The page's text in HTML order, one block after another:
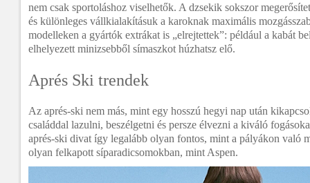
nem csak sportoláshoz viselhetők. A dzsekik sokszor
és különleges vállkialakításuk a karoknak maximális
modelleken a gyártók extrákat is „elrejtettek”: például a kabát
elhelyezett minizsebből símaszkot húzhatsz elő.
Aprés Ski trendek
Az aprés-ski nem más, mint egy hosszú hegyi nap után
családdal lazulni, beszélgetni és persze élvezni a kiváló
aprés-ski divat így legalább olyan fontos, mint a pályákon való
olyan felkapott síparadicsomokban, mint Aspen.